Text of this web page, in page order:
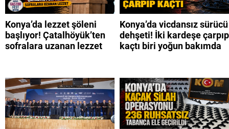
Konya’da lezzet şöleni
başlıyor! Çatalhöyük’ten
sofralara uzanan lezzet
Konya’da vicdansız sürücü
dehşeti! İki kardeşe çarpıp
kaçtı biri yoğun bakımda